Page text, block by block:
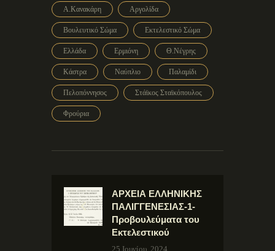
Α.Κανακάρη Αργολίδα
Βουλευτικό Σώμα Εκτελεστικό Σώμα
Ελλάδα Ερμιόνη Θ.Νέγρης
Κάστρα Ναύπλιο Παλαμίδι
Πελοπόννησος Στάϊκος Σταϊκόπουλος
Φρούρια
ΑΡΧΕΙΑ ΕΛΛΗΝΙΚΗΣ
ΠΑΛΙΓΓΕΝΕΣΙΑΣ-1-
Προβουλεύματα του
Εκτελεστικού
25 Ιουνίου, 2024